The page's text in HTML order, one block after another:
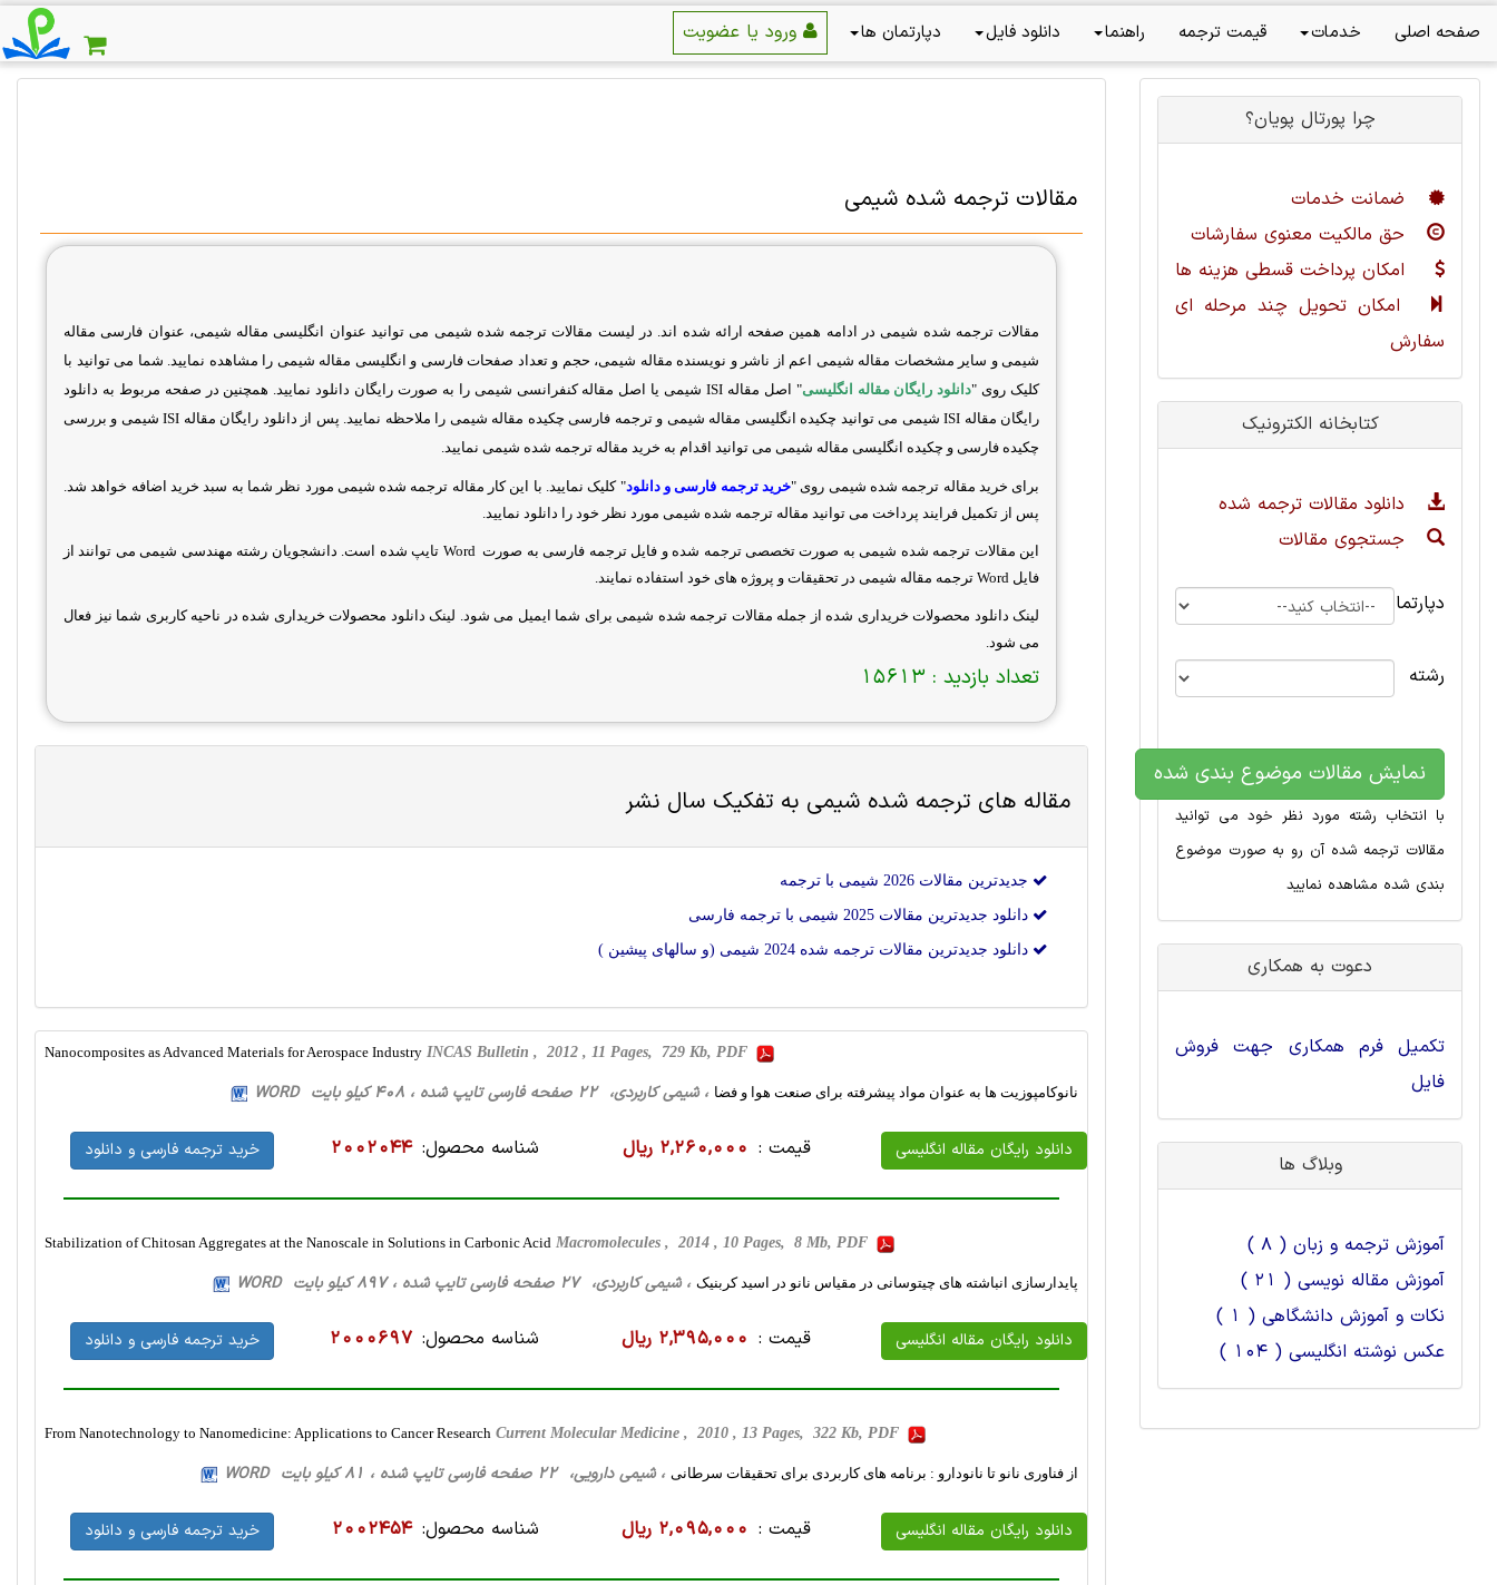
صفحه اصلی خدمات قیمت ترجمه راهنما دانلود فایل دپارتمان ها
مقالات ترجمه شده شیمی
مقالات ترجمه شده شیمی در ادامه همین صفحه ارائه شده اند. در لیست مقالات ترجمه شده شیمی می توانید عنوان انگلیسی مقاله شیمی، عنوان فارسی مقاله
شیمی و سایر مشخصات مقاله شیمی اعم از ناشر و نویسنده مقاله شیمی، حجم و تعداد صفحات فارسی و انگلیسی مقاله شیمی را مشاهده نمایید. شما می توانید با
کلیک روی "دانلود رایگان مقاله انگلیسی" اصل مقاله ISI شیمی یا اصل مقاله کنفرانسی شیمی را به صورت رایگان دانلود نمایید. همچنین در صفحه مربوط به دانلود
رایگان مقاله ISI شیمی می توانید چکیده انگلیسی مقاله شیمی و ترجمه فارسی چکیده مقاله شیمی را ملاحظه نمایید. پس از دانلود رایگان مقاله ISI شیمی و بررسی
چکیده فارسی و چکیده انگلیسی مقاله شیمی می توانید اقدام به خرید مقاله ترجمه شده شیمی نمایید.
برای خرید مقاله ترجمه شده شیمی روی "خرید ترجمه فارسی و دانلود" کلیک نمایید. با این کار مقاله ترجمه شده شیمی مورد نظر شما به سبد خرید اضافه خواهد شد.
پس از تکمیل فرایند پرداخت می توانید مقاله ترجمه شده شیمی مورد نظر خود را دانلود نمایید.
این مقالات ترجمه شده شیمی به صورت تخصصی ترجمه شده و فایل ترجمه فارسی به صورت Word تایپ شده است. دانشجویان رشته مهندسی شیمی می توانند از
فایل Wordترجمه مقاله شیمی در تحقیقات و پروژه های خود استفاده نمایند.
لینک دانلود محصولات خریداری شده از جمله مقالات ترجمه شده شیمی برای شما ایمیل می شود. لینک دانلود محصولات خریداری شده در ناحیه کاربری شما نیز فعال
می شود.
تعداد بازدید : 15613
مقاله های ترجمه شده شيمی به تفکیک سال نشر
جدیدترین مقالات 2026 شيمی با ترجمه
دانلود جدیدترین مقالات 2025 شيمی با ترجمه فارسی
دانلود جدیدترین مقالات ترجمه شده 2024 شيمی (و سالهای پیشین )
Nanocomposites as Advanced Materials for Aerospace Industry INCAS Bulletin , 2012 , 11 Pages, 729 Kb, PDF
نانوکامپوزیت ها به عنوان مواد پیشرفته برای صنعت هوا و فضا ، شیمی کاربردی، 22 صفحه فارسی تایپ شده ، 408 کیلو بایت WORD
دانلود رایگان مقاله انگلیسی قیمت : 2,260,000 ریال شناسه محصول: 2002044 خرید ترجمه فارسی و دانلود
Stabilization of Chitosan Aggregates at the Nanoscale in Solutions in Carbonic Acid Macromolecules , 2014 , 10 Pages, 8 Mb, PDF
پایدارسازی انباشته های چیتوسانی در مقیاس نانو در اسید کربنیک ، شیمی کاربردی، 27 صفحه فارسی تایپ شده ، 897 کیلو بایت WORD
دانلود رایگان مقاله انگلیسی قیمت : 2,395,000 ریال شناسه محصول: 2000697 خرید ترجمه فارسی و دانلود
From Nanotechnology to Nanomedicine: Applications to Cancer Research Current Molecular Medicine , 2010 , 13 Pages, 322 Kb, PDF
از فناوری نانو تا نانودارو : برنامه های کاربردی برای تحقیقات سرطانی ، شیمی ‌دارویی، 22 صفحه فارسی تایپ شده ، 81 کیلو بایت WORD
دانلود رایگان مقاله انگلیسی قیمت : 2,095,000 ریال شناسه محصول: 2002454 خرید ترجمه فارسی و دانلود
چرا پورتال پویان؟
ضمانت خدمات
حق مالکیت معنوی سفارشات
امکان پرداخت قسطی هزینه ها
امکان تحویل چند مرحله ای
سفارش
کتابخانه الکترونیک
دانلود مقالات ترجمه شده
جستجوی مقالات
دپارتمان
رشته
نمایش مقالات موضوع بندی شده
با انتخاب رشته مورد نظر خود می توانید
مقالات ترجمه شده آن رو به صورت موضوع
بندی شده مشاهده نمایید
دعوت به همکاری
تکمیل فرم همکاری جهت فروش
فایل
وبلاگ ها
آموزش ترجمه و زبان ( 8 )
آموزش مقاله نویسی ( 21 )
نکات و آموزش دانشگاهی ( 1 )
عکس نوشته انگلیسی ( 104 )